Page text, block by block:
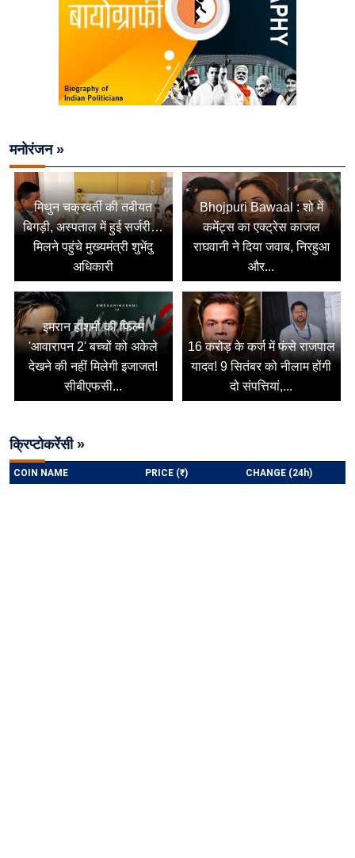
मनोरंजन »
मिथुन चक्रवर्ती की तबीयत
बिगड़ी, अस्पताल में हुई सर्जरी…
मिलने पहुंचे मुख्यमंत्री शुभेंदु
अधिकारी
Bhojpuri Bawaal : शो में
कमेंट्स का एक्ट्रेस काजल
राघवानी ने दिया जवाब, निरहुआ
और...
इमरान हाशमी की फिल्म
'आवारापन 2' बच्चों को अकेले
देखने की नहीं मिलेगी इजाजत!
सीबीएफसी...
16 करोड़ के कर्ज में फंसे राजपाल
यादव! 9 सितंबर को नीलाम होंगी
दो संपत्तियां,...
क्रिप्टोकरेंसी »